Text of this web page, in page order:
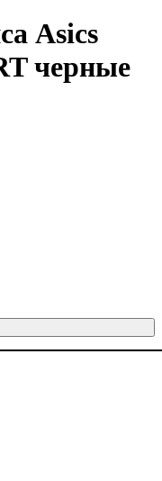
Asics
черные